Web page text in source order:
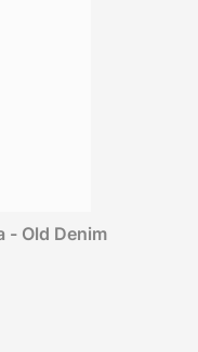
- Old Denim